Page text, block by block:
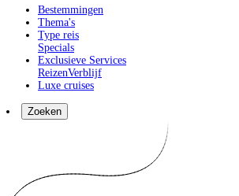
Bestemmingen
Thema's
Type reis
Specials
Exclusieve Services
ReizenVerblijf
Luxe cruises
Zoeken